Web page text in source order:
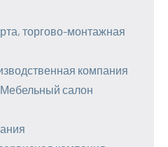
торгово-монтажная
компания
салон